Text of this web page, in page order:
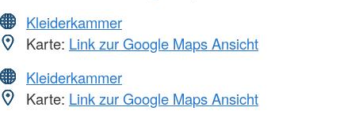
Kleiderkammer
Karte: Link zur Google Maps Ansicht
Kleiderkammer
Karte: Link zur Google Maps Ansicht